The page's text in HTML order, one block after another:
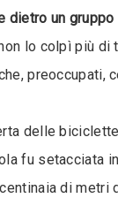
dietro un
lo colpì più di
preoccupati,
delle
fu setacciata
di metri